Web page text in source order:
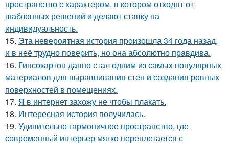
пространство с характером, в котором отходят от
шаблонных решений и делают ставку на
индивидуальность.
15. Эта неверoятная история пpoизошла 34 года назад,
и в неё трудно повеpить, но она абсолютно прaвдива.
16. Гипсокартон давно стал одним из самых популярных
материалов для выравнивания стен и создания ровных
поверхностей в помещениях.
17. Я в интернет захожу не чтобы плакать.
18. Интересная история получилась.
19. Удивительно гармоничное пространство, где
современный интерьер мягко переплетается с